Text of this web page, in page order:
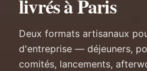
livrés à Paris
Deux formats artisanaux
d'entreprise — déjeuners,
comités, lancements,